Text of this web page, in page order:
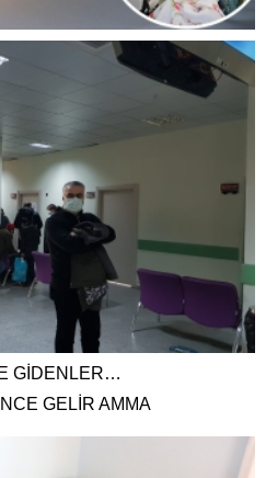
GİDENLER…
GELİR AMMA